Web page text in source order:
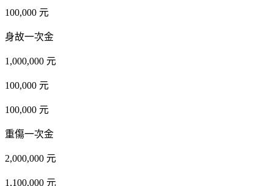
100,000 元
身故一次金
1,000,000 元
100,000 元
100,000 元
重傷一次金
2,000,000 元
1,100,000 元